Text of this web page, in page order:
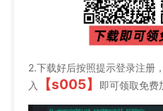
2.下载好后按照提示登录注册
入
【s005】 即可领取免费